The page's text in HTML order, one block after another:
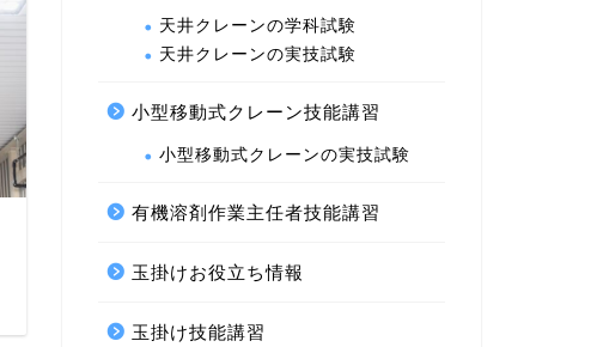
天井クレーンの学科試験
天井クレーンの実技試験
小型移動式クレーン技能講習
小型移動式クレーンの実技試験
有機溶剤作業主任者技能講習
玉掛けお役立ち情報
玉掛け技能講習